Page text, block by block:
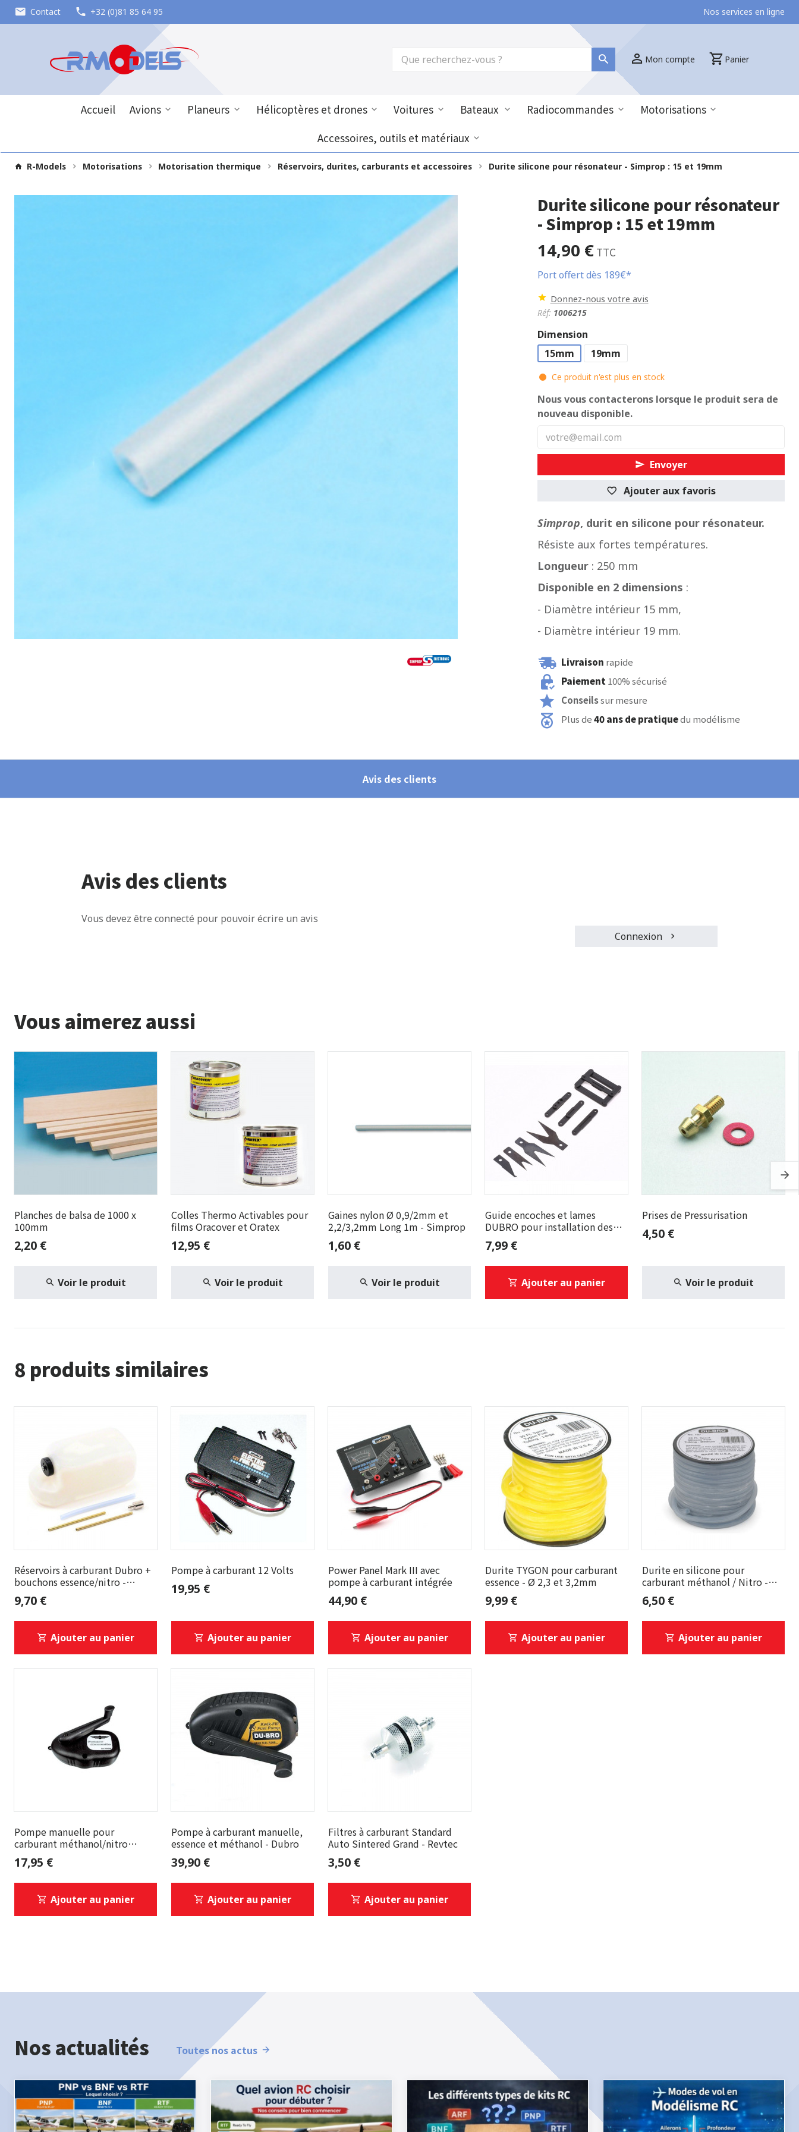
Contact +32 (0)81 85 64 95 Nos services en ligne
Mon compte Panier
Accueil Avions Planeurs Hélicoptères et drones Voitures Bateaux Radiocommandes
Motorisations
Accessoires, outils et matériaux
R-Models Motorisations Motorisation thermique Réservoirs, durites, carburants et accessoires Durite silicone pour résonateur - Simprop : 15 et 19mm
Durite silicone pour résonateur
- Simprop : 15 et 19mm
14,90 € TTC
Port offert dès 189€*
Donnez-nous votre avis
Réf: 1006215
Dimension
15mm
19mm
Ce produit n'est plus en stock
Nous vous contacterons lorsque le produit sera de
nouveau disponible.
Envoyer
Ajouter aux favoris
Simprop, durit en silicone pour résonateur.
Résiste aux fortes températures.
Longueur : 250 mm
Disponible en 2 dimensions :
- Diamètre intérieur 15 mm,
- Diamètre intérieur 19 mm.
Livraison rapide
Paiement 100% sécurisé
Conseilssur mesure
Plus de40 ans de pratiquedu modélisme
Avis des clients
Avis des clients
Vous devez être connecté pour pouvoir écrire un avis
Connexion
Vous aimerez aussi
Planches de balsa de 1000 x
100mm
2,20 €
Voir le produit
Colles Thermo Activables pour
films Oracover et Oratex
12,95 €
Voir le produit
Gaines nylon Ø 0,9/2mm et
2,2/3,2mm Long 1m - Simprop
1,60 €
Voir le produit
Guide encoches et lames
DUBRO pour installation des
charnières
7,99 €
Ajouter au panier
Prises de Pressurisation
4,50 €
Voir le produit
8 produits similaires
Réservoirs à carburant Dubro +
bouchons essence/nitro -
Contenances de 60cc à 2400cc
9,70 €
Ajouter au panier
Pompe à carburant 12 Volts
19,95 €
Ajouter au panier
Power Panel Mark III avec
pompe à carburant intégrée
44,90 €
Ajouter au panier
Durite TYGON pour carburant
essence - Ø 2,3 et 3,2mm
9,99 €
Ajouter au panier
Durite en silicone pour
carburant méthanol / Nitro -
Dubro
6,50 €
Ajouter au panier
Pompe manuelle pour
carburant méthanol/nitro
(glow)
17,95 €
Ajouter au panier
Pompe à carburant manuelle,
essence et méthanol - Dubro
39,90 €
Ajouter au panier
Filtres à carburant Standard
Auto Sintered Grand - Revtec
3,50 €
Ajouter au panier
Nos actualités Toutes nos actus